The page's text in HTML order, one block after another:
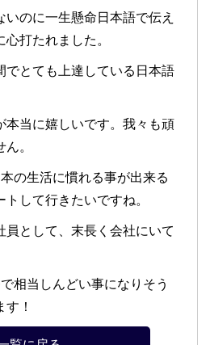
のに一生懸命日本語で伝え
打たれました。
でとても上達している日本語
本当に嬉しいです。我々も頑
。
の生活に慣れる事が出来る
して行きたいですね。
員として、末長く会社にいて
相当しんどい事になりそう
！